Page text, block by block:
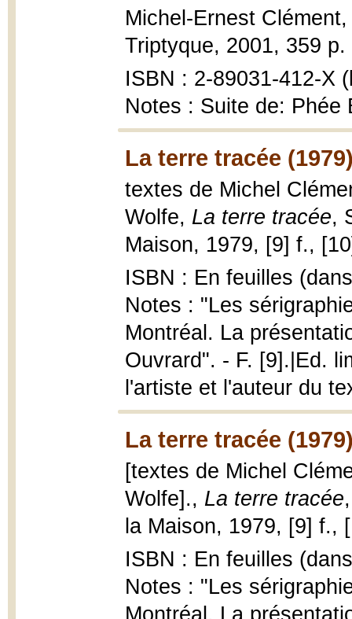
Michel-Ernest
Triptyque, 2001, 359
ISBN : 2-89031-412-X
Notes : Suite de: Phée
La terre tracée
textes de Michel
Wolfe, La terre tracée,
Maison, 1979, [9] f.,
ISBN : En feuilles
Notes : "Les
Montréal. La
Ouvrard". - F. [9].|Ed.
l'artiste et l'auteur du
La terre tracée
[textes de Michel
Wolfe]., La terre tracée
la Maison, 1979, [9] f.,
ISBN : En feuilles
Notes : "Les
Montréal. La